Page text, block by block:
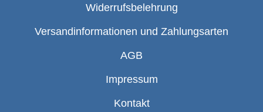
Widerrufsbelehrung
Versandinformationen und Zahlungsarten
AGB
Impressum
Kontakt